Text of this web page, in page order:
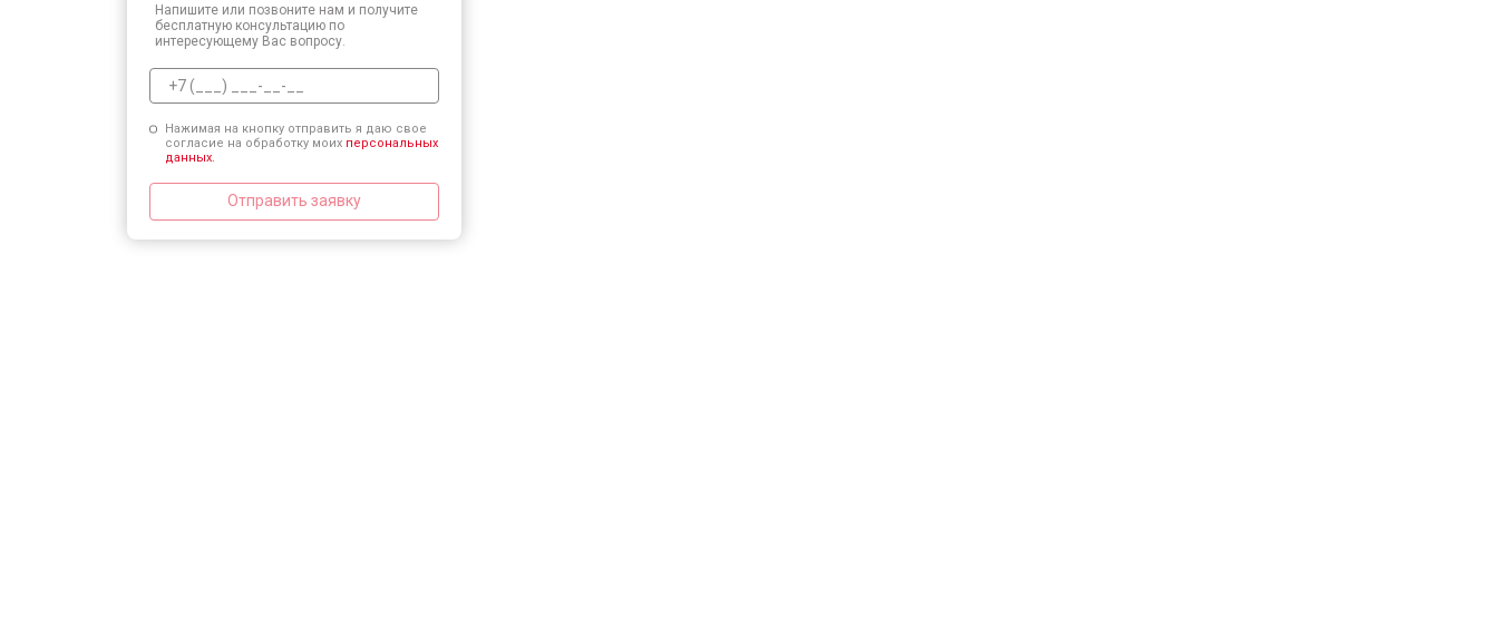
Напишите или позвоните нам и получите
бесплатную консультацию по
интересующему Вас вопросу.
Нажимая на кнопку отправить я даю свое
согласие на обработку моих персональных
данных.
Отправить заявку